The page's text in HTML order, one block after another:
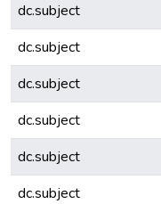
dc.subject
dc.subject
dc.subject
dc.subject
dc.subject
dc.subject